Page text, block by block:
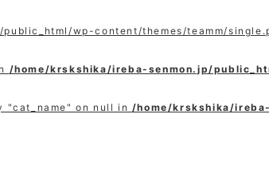
wp-content/themes/teamm/
/home/krskshika/ireba-senmon.jp/
"cat_name" on null in /home/krskshika/